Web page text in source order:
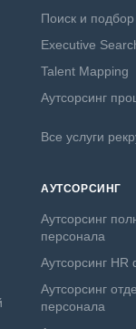
Поиск и
Executive
Talent Mapping
Аутсорсинг
Все услуги
АУТСОРСИНГ
Аутсорсинг
персонала
Аутсорсинг HR
Аутсорсинг
персонала